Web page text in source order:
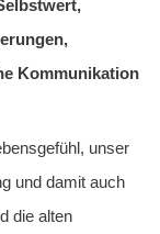
Kommunikation
unser
und damit auch
die alten